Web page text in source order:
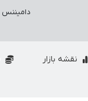
دامیننس
نقشه بازار